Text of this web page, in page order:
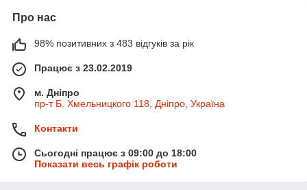
Про нас
98% позитивних з 483 відгуків за рік
Працює з 23.02.2019
м. Дніпро
пр-т Б. Хмельницкого 118, Дніпро, Україна
Контакти
Сьогодні працює з 09:00 до 18:00
Показати весь графік роботи